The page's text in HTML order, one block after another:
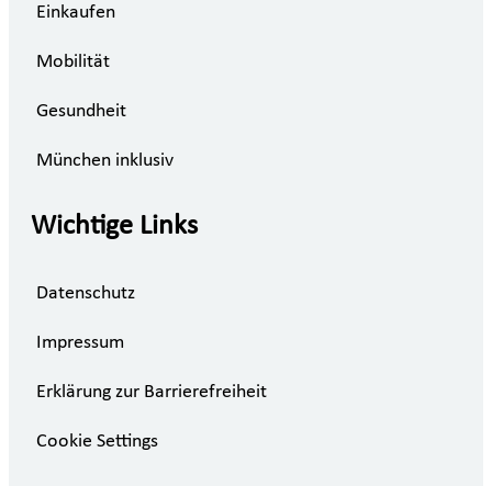
Einkaufen
Mobilität
Gesundheit
München inklusiv
Wichtige Links
Datenschutz
Impressum
Erklärung zur Barrierefreiheit
Cookie Settings